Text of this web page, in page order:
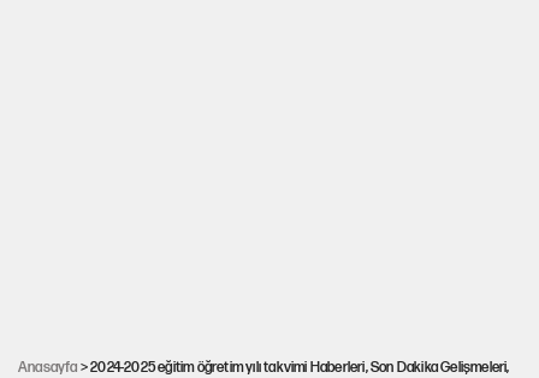
Anasayfa > 2024-2025 eğitim öğretim yılı takvimi Haberleri, Son Dakika Gelişmeleri,